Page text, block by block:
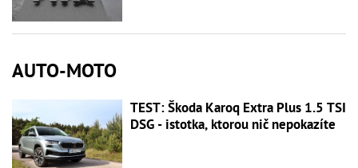
AUTO-MOTO
TEST: Škoda Karoq Extra Plus 1.5 TSI
DSG - istotka, ktorou nič nepokazíte